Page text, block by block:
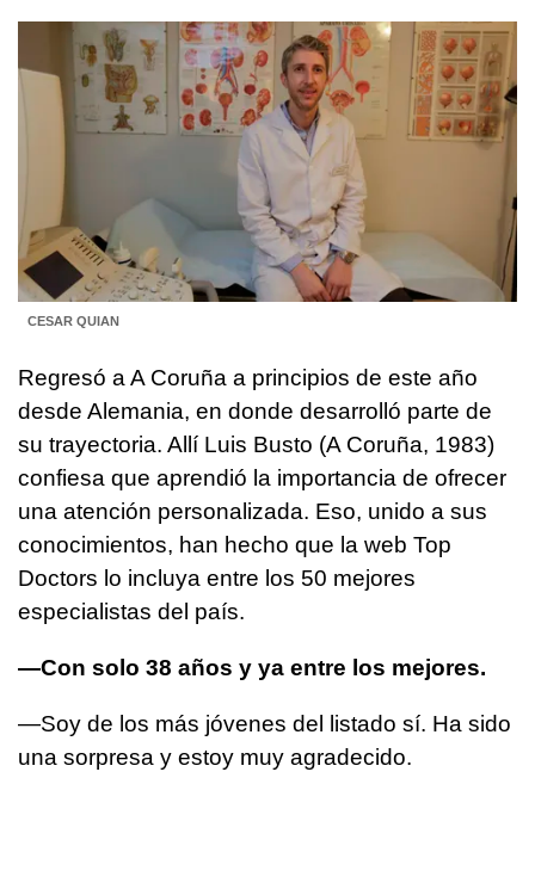
CESAR QUIAN
Regresó a A Coruña a principios de este año
desde Alemania, en donde desarrolló parte de
su trayectoria. Allí Luis Busto (A Coruña, 1983)
confiesa que aprendió la importancia de ofrecer
una atención personalizada. Eso, unido a sus
conocimientos, han hecho que la web Top
Doctors lo incluya entre los 50 mejores
especialistas del país.
—Con solo 38 años y ya entre los mejores.
—Soy de los más jóvenes del listado sí. Ha sido
una sorpresa y estoy muy agradecido.